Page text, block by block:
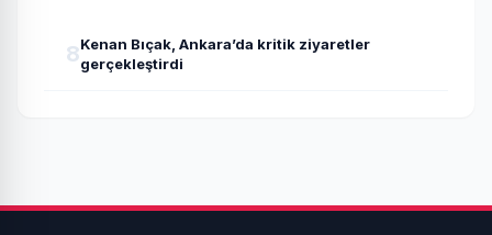
8Kenan Bıçak, Ankara’da kritik ziyaretler
gerçekleştirdi